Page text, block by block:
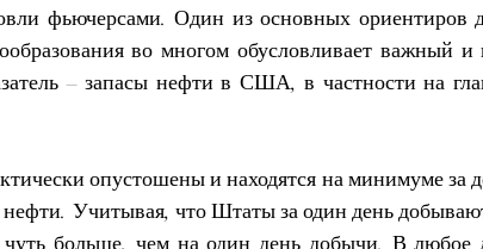
фьючерсами. Один из основных ориентиров
во многом обусловливает важный
– запасы нефти в США, в частности на
опустошены и находятся на минимуме за
Учитывая, что Штаты за один день
больше, чем на один день добычи. В любое